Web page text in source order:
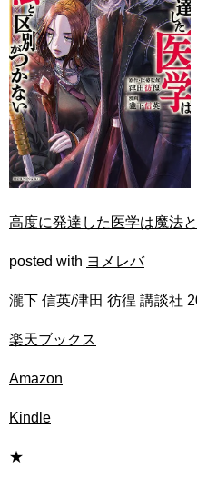
高度に発達した医学は魔法
posted with ヨメレバ
瀧下 信英/津田 彷徨 講談社
楽天ブックス
Amazon
Kindle
★